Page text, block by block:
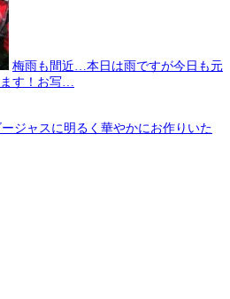
梅雨も間近…本日は雨ですが今日も元
す！お写…
ジャスに明るく華やかにお作りいた